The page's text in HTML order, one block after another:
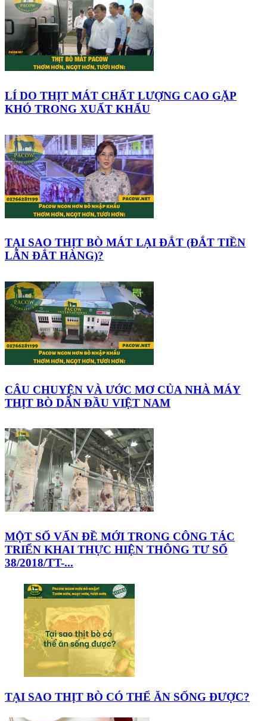
LÍ DO THỊT MÁT CHẤT LƯỢNG CAO GẶP
KHÓ TRONG XUẤT KHẨU
TẠI SAO THỊT BÒ MÁT LẠI ĐẮT (ĐẮT TIỀN
LẪN ĐẮT HÀNG)?
CÂU CHUYỆN VÀ ƯỚC MƠ CỦA NHÀ MÁY
THỊT BÒ DẪN ĐẦU VIỆT NAM
MỘT SỐ VẤN ĐỀ MỚI TRONG CÔNG TÁC
TRIỂN KHAI THỰC HIỆN THÔNG TƯ SỐ
38/2018/TT-...
TẠI SAO THỊT BÒ CÓ THỂ ĂN SỐNG ĐƯỢC?